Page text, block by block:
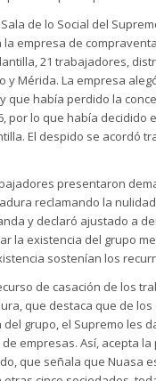
de lo Social del
la empresa de
21 trabajadores,
y Mérida. La empresa
que había perdido la
por lo que había decidido
El despido se acordó
presentaron
reclamando la nulidad
y declaró ajustado a
la existencia del grupo
sostenían los
de casación de los
que destaca que de
grupo, el Supremo les
empresas. Así, acepta
que señala que Nuasa